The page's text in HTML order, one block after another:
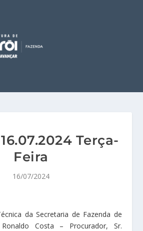
Terça-
Feira
16/07/2024
da Secretaria de Fazenda de
Costa – Procurador, Sr.